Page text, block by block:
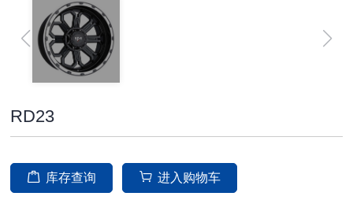
RD23
库存查询 进入购物车